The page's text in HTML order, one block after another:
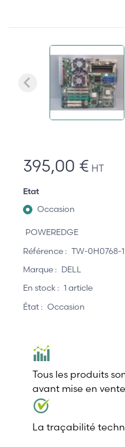
395,00 € HT
Etat
Occasion
POWEREDGE
Référence : TW-0H0768-
Marque : DELL
En stock : 1 article
État : Occasion
Tous les produits
avant mise en vente
La traçabilité